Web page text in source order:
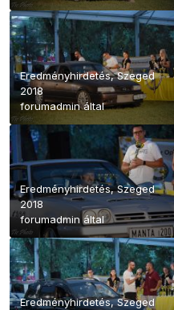
Eredményhirdetés, Szeged
2018
forumadmináltal
Eredményhirdetés, Szeged
2018
forumadmin által
Eredményhirdetés, Szeged